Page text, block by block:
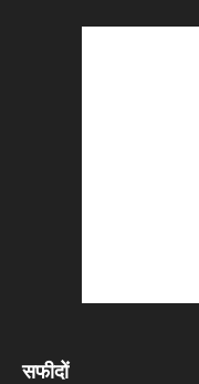
सफीदों